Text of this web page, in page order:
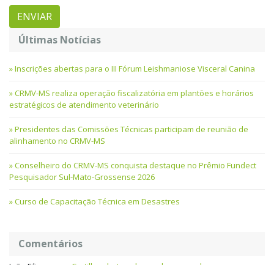
Últimas Notícias
Inscrições abertas para o III Fórum Leishmaniose Visceral Canina
CRMV-MS realiza operação fiscalizatória em plantões e horários
estratégicos de atendimento veterinário
Presidentes das Comissões Técnicas participam de reunião de
alinhamento no CRMV-MS
Conselheiro do CRMV-MS conquista destaque no Prêmio Fundect
Pesquisador Sul-Mato-Grossense 2026
Curso de Capacitação Técnica em Desastres
Comentários